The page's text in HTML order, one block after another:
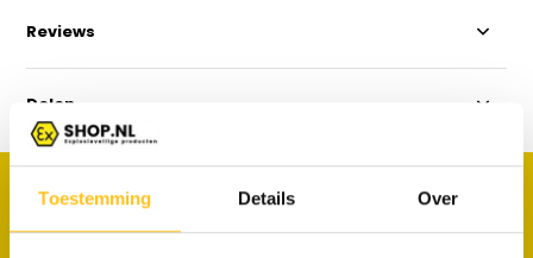
Toestemming Details Over
Reviews
Delen
PRODUCTEN
Maak je aankoop compleet